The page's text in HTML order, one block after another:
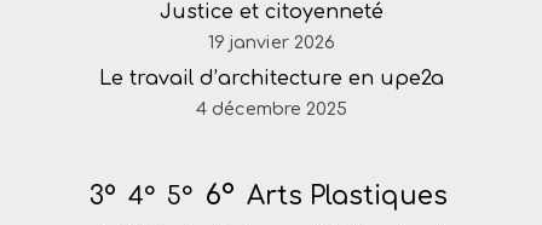
Justice et citoyenneté
19 janvier 2026
Le travail d’architecture en upe2a
4 décembre 2025
3° 4° 5° 6° Arts Plastiques